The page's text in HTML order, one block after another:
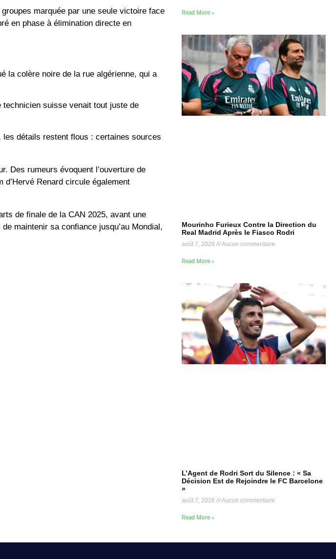
marquée par une seule victoire face
en phase à élimination directe en
la colère noire de la rue algérienne, qui a
suisse venait tout juste de
détails restent flous : certaines sources
Des rumeurs évoquent l’ouverture de
d’Hervé Renard circule également
de finale de la CAN 2025, avant une
maintenir sa confiance jusqu’au Mondial,
Read More »
Mourinho Furieux Contre la Direction du
Real Madrid Après le Fiasco Rodri
août 7, 2026 Aucun commentaire
Read More »
L’Agent de Rodri Sort du Silence : « Sa
Décision Est de Rejoindre le FC Barcelone
»
août 7, 2026 Aucun commentaire
Read More »